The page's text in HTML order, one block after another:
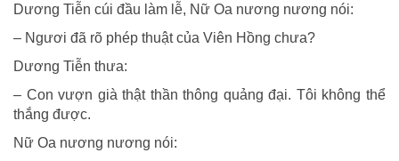
Dương Tiễn cúi đầu làm lễ, Nữ Oa nương nương nói:
– Ngươi đã rõ phép thuật của Viên Hồng chưa?
Dương Tiễn thưa:
– Con vượn già thật thần thông quảng đại. Tôi không thể
thắng được.
Nữ Oa nương nương nói: